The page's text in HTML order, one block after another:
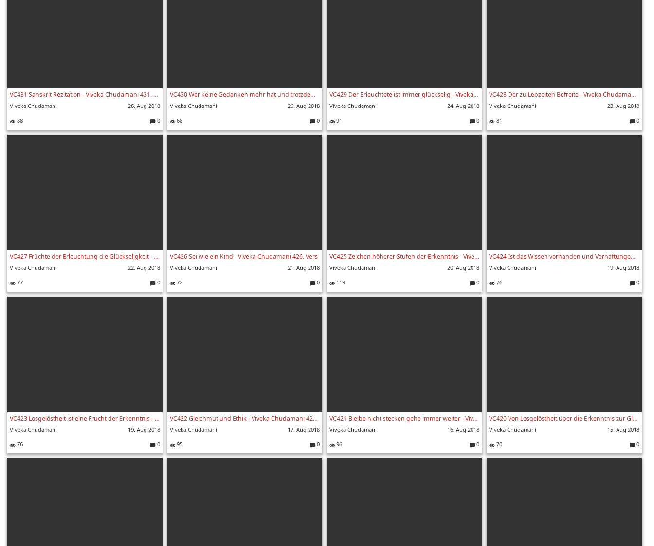
VC431 Sanskrit Rezitation - Viveka Chudamani 431. Vers
Viveka Chudamani
26. Aug 2018
88
Kommentare:
0
VC430 Wer keine Gedanken mehr hat und trotzdem wach ist - Viveka Chudamani 430. Vers
Viveka Chudamani
26. Aug 2018
68
Kommentare:
0
VC429 Der Erleuchtete ist immer glückselig - Viveka Chudamani Vers.429
Viveka Chudamani
24. Aug 2018
91
Kommentare:
0
VC428 Der zu Lebzeiten Befreite - Viveka Chudamani 428. Vers
Viveka Chudamani
23. Aug 2018
81
0
VC427 Früchte der Erleuchtung die Glückseligkeit - Viveka Chudamani 427. Vers
Viveka Chudamani
22. Aug 2018
77
Kommentare:
0
VC426 Sei wie ein Kind - Viveka Chudamani 426. Vers
Viveka Chudamani
21. Aug 2018
72
Kommentare:
0
VC425 Zeichen höherer Stufen der Erkenntnis - Viveka Chudamani 425. Vers
Viveka Chudamani
20. Aug 2018
119
Kommentare:
0
VC424 Ist das Wissen vorhanden und Verhaftungen überwunden - Viveka Chudamani Vers.424
Viveka Chudamani
19. Aug 2018
76
0
VC423 Losgelöstheit ist eine Frucht der Erkenntnis - Viveka Chudamani 423. Vers
Viveka Chudamani
19. Aug 2018
76
Kommentare:
0
VC422 Gleichmut und Ethik - Viveka Chudamani 422. Vers
Viveka Chudamani
17. Aug 2018
95
Kommentare:
0
VC421 Bleibe nicht stecken gehe immer weiter - Viveka Chudamani 421. Vers
Viveka Chudamani
16. Aug 2018
96
Kommentare:
0
VC420 Von Losgelöstheit über die Erkenntnis zur Glückseligkeit - Viveka Chudamani 420. Vers
Viveka Chudamani
15. Aug 2018
70
0